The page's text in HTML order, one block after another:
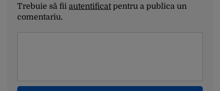
Trebuie să fii autentificatpentru a publica un
comentariu.